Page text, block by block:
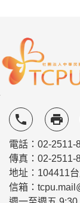
local_phone local_printshop
電話：02-2511-
傳真：02-2511-
地址：104411
信箱：